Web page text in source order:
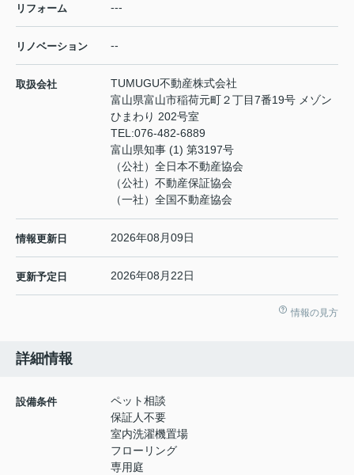
リフォーム ---
リノベーション --
取扱会社
TUMUGU不動産株式会社
富山県富山市稲荷元町２丁目7番19号 メゾン
ひまわり 202号室
TEL:076-482-6889
富山県知事 (1) 第3197号
（公社）全日本不動産協会
（公社）不動産保証協会
（一社）全国不動産協会
情報更新日 2026年08月09日
更新予定日 2026年08月22日
情報の見方
詳細情報
設備条件
ペット相談
保証人不要
室内洗濯機置場
フローリング
専用庭